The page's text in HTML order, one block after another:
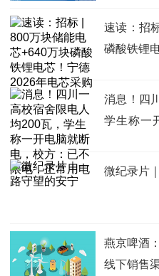
速读：招
磷酸铁锂
消息！四
学生称一
微纪录片
燕京啤酒
线下销售